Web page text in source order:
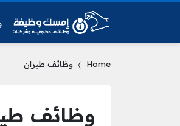
Home وظائف طيران
وظائف